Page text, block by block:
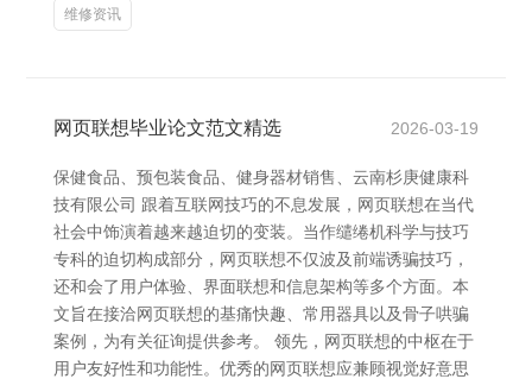
维修资讯
网页联想毕业论文范文精选 2026-03-19
保健食品、预包装食品、健身器材销售、云南杉庚健康科
技有限公司 跟着互联网技巧的不息发展，网页联想在当代
社会中饰演着越来越迫切的变装。当作缱绻机科学与技巧
专科的迫切构成部分，网页联想不仅波及前端诱骗技巧，
还和会了用户体验、界面联想和信息架构等多个方面。本
文旨在接洽网页联想的基痛快趣、常用器具以及骨子哄骗
案例，为有关征询提供参考。 领先，网页联想的中枢在于
用户友好性和功能性。优秀的网页联想应兼顾视觉好意思